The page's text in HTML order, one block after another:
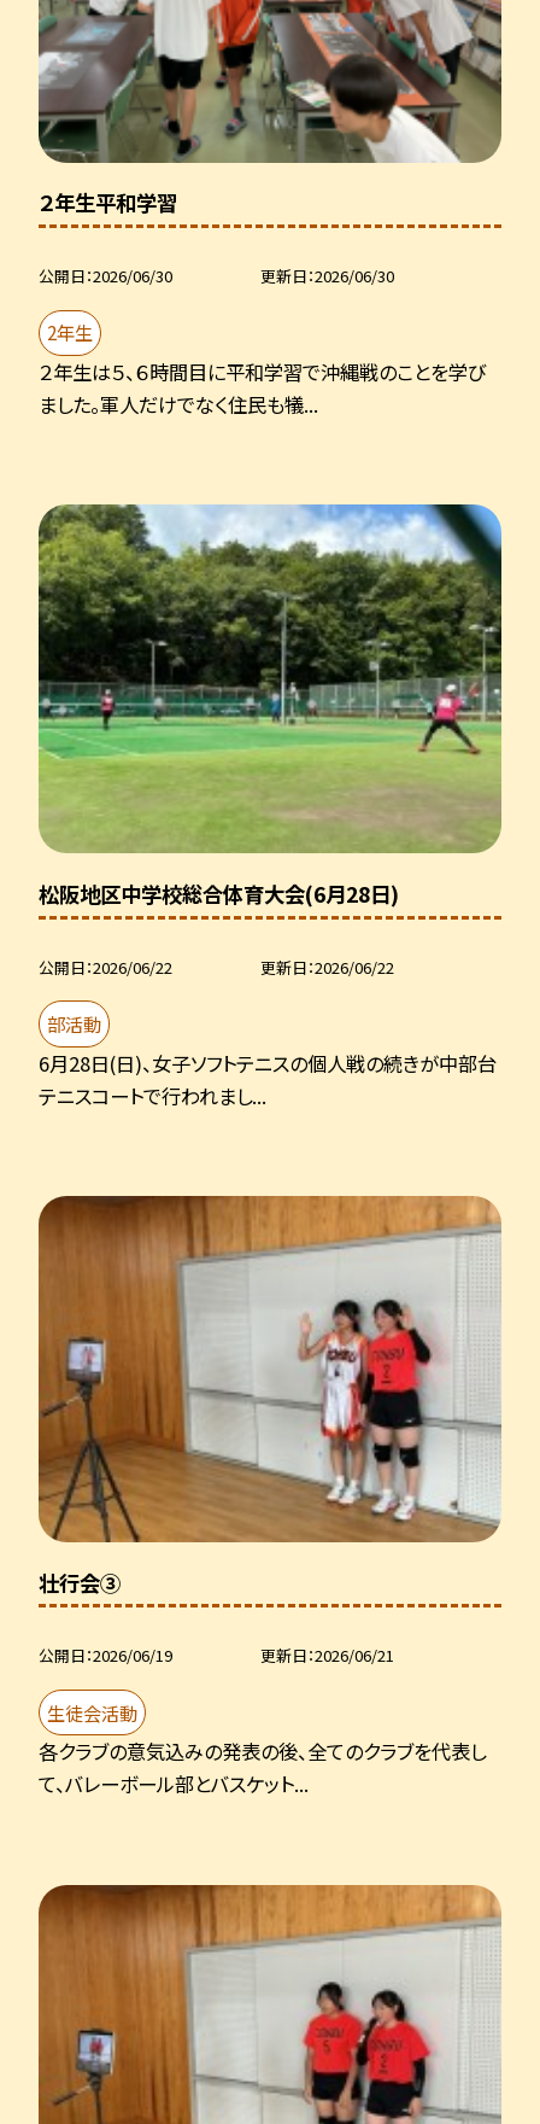
２年生平和学習
公開日 2026/06/30 更新日 2026/06/30
2年生
２年生は５、６時間目に平和学習で沖縄戦のことを学び
ました。軍人だけでなく住民も犠...
松阪地区中学校総合体育大会(6月28日)
公開日 2026/06/22 更新日 2026/06/22
部活動
6月28日(日)、女子ソフトテニスの個人戦の続きが中部台
テニスコートで行われまし...
壮行会③
公開日 2026/06/19 更新日 2026/06/21
生徒会活動
各クラブの意気込みの発表の後、全てのクラブを代表し
て、バレーボール部とバスケット...